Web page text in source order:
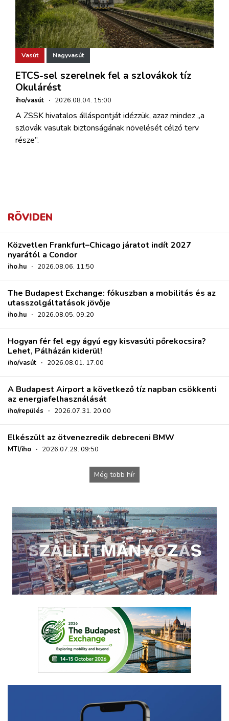
Vasút Nagyvasút
ETCS-sel szerelnek fel a szlovákok tíz
Okulárést
iho/vasút · 2026.08.04. 15:00
A ZSSK hivatalos álláspontját idézzük, azaz mindez „a
szlovák vasutak biztonságának növelését célzó terv
része”.
RÖVIDEN
Közvetlen Frankfurt–Chicago járatot indít 2027
nyarától a Condor
iho.hu · 2026.08.06. 11:50
The Budapest Exchange: fókuszban a mobilitás és az
utasszolgáltatások jövője
iho.hu · 2026.08.05. 09:20
Hogyan fér fel egy ágyú egy kisvasúti pőrekocsira?
Lehet, Pálházán kiderül!
iho/vasút · 2026.08.01. 17:00
A Budapest Airport a következő tíz napban csökkenti
az energiafelhasználását
iho/repülés · 2026.07.31. 20:00
Elkészült az ötvenezredik debreceni BMW
MTI/iho · 2026.07.29. 09:50
Még több hír